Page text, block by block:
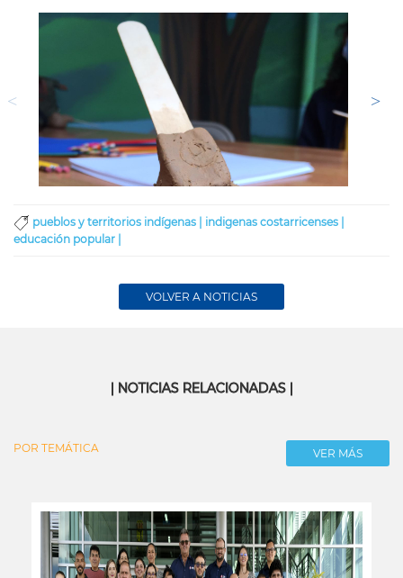
pueblos y territorios indígenas | indigenas costarricenses |
educación popular |
VOLVER A NOTICIAS
| NOTICIAS RELACIONADAS |
POR TEMÁTICA VER MÁS